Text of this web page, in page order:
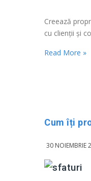
Creează
cu clienții și
Read More »
30 NOIEMBRIE